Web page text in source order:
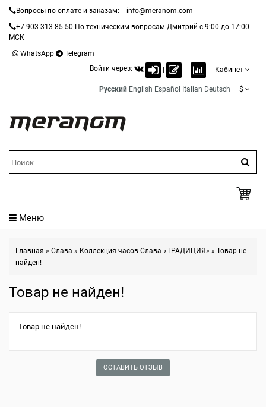
Вопросы по оплате и заказам:
info@meranom.com
+7 903 313-85-50 По техническим вопросам Дмитрий с 9:00 до 17:00
МСК
WhatsApp
Telegram
Войти через:
Кабинет
Русский English Español Italian Deutsch $
Меню
Главная » Слава » Коллекция часов Слава «ТРАДИЦИЯ» » Товар не
найден!
Товар не найден!
Товар не найден!
ОСТАВИТЬ ОТЗЫВ